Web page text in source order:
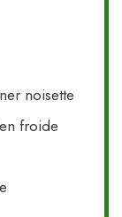
noisette
froide